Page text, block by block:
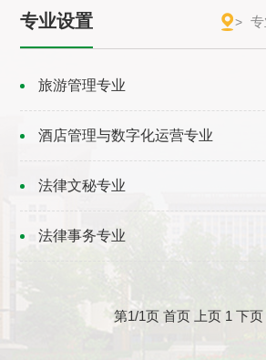
专业设置 >
旅游管理专业
酒店管理与数字化运营专业
法律文秘专业
法律事务专业
第1/1页 首页 上页 1 下页